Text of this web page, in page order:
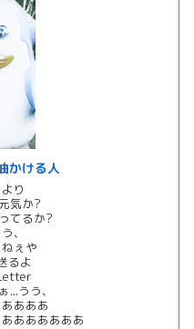
かける人
り
気か?
てるか?
、
ぇや
るよ
...うう、
あああ
ああああああ